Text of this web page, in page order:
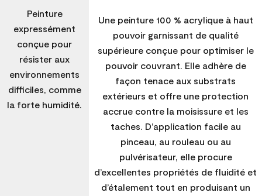
Peinture
expressément
conçue pour
résister aux
environnements
difficiles, comme
la forte humidité.
Une peinture 100 % acrylique à haut
pouvoir garnissant de qualité
supérieure conçue pour optimiser le
pouvoir couvrant. Elle adhère de
façon tenace aux substrats
extérieurs et offre une protection
accrue contre la moisissure et les
taches. D’application facile au
pinceau, au rouleau ou au
pulvérisateur, elle procure
d’excellentes propriétés de fluidité et
d’étalement tout en produisant un